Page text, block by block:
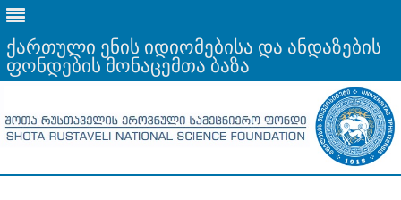
ქართული ენის იდიომებისა და ანდაზების
ფონდების მონაცემთა ბაზა